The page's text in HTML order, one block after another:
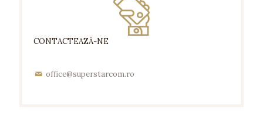
CONTACTEAZĂ-NE
office@superstarcom.ro